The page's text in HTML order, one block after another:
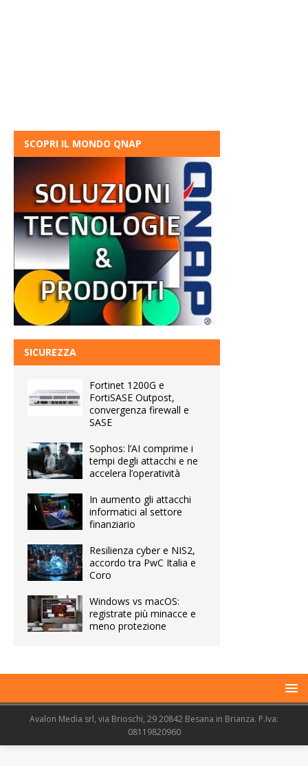
SCOPRI IL MONDO QNAP
SICUREZZA
Fortinet 1200G e
FortiSASE Outpost,
convergenza firewall e
SASE
Sophos: l’AI comprime i
tempi degli attacchi e ne
accelera l’operatività
In aumento gli attacchi
informatici al settore
finanziario
Resilienza cyber e NIS2,
accordo tra PwC Italia e
Coro
Windows vs macOS:
registrate più minacce e
meno protezione
Avalon Media srl, via Brioschi, 29 20842 Besana in Brianza. P.Iva:
08119820960